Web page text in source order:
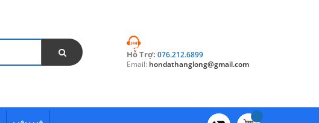
Hỗ Trợ: 076.212.6899
Email: hondathanglong@gmail.com